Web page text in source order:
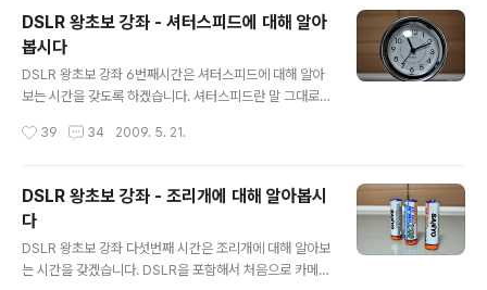
래서 DSLR로 넘어오시는 분들도 많죠..^^ 저 역시도 200
4년에 소니 F717을 쓰다가 니콘 D70로 넘어오게된 결정
적인 계기가 바로 아웃포커싱이었습니다. 물론 F717도 나
름 하이엔드라서 '어느정도' 되기는 했지만, DSLR에 비해
면 장난이었죠..^^; 인물 사진을 찍었을때 뒷배경이 흐릿하
요..^^ 암튼 DSLR로 기변을 하게 되는 가장 큰 이유중에
DSLR 왕초보 강좌 - 셔터스피드에 대해 알아
봅시다
DSLR 왕초보 강좌 6번째시간은 셔터스피드에 대해 알아
보는 시간을 갖도록 하겠습니다. 셔터스피드란 말 그대로
그러므로 셔터스피드가 빠르면 빨리 이동하는 피사체를 제
반대로 셔터스피드가 느리면 빨리 이동하는 피사체를 포착
하면 원형이 제대로 안나오고 흔들림에도 민감할 것입니
다. 물론 단순히 피사체가 빨리 움직이는 피사체를 제대로
포착 할 수 있느냐를 두고 셔터스피드를 설명하기엔 무리
가 있습니다. 상황에 따라 셔터스피드를 어떻게 조절하느
39 34 2009. 5. 21.
DSLR 왕초보 강좌 - 조리개에 대해 알아봅시
다
DSLR 왕초보 강좌 다섯번째 시간은 조리개에 대해 알아보
는 시간을 갖겠습니다. DSLR을 포함해서 처음으로 카메라